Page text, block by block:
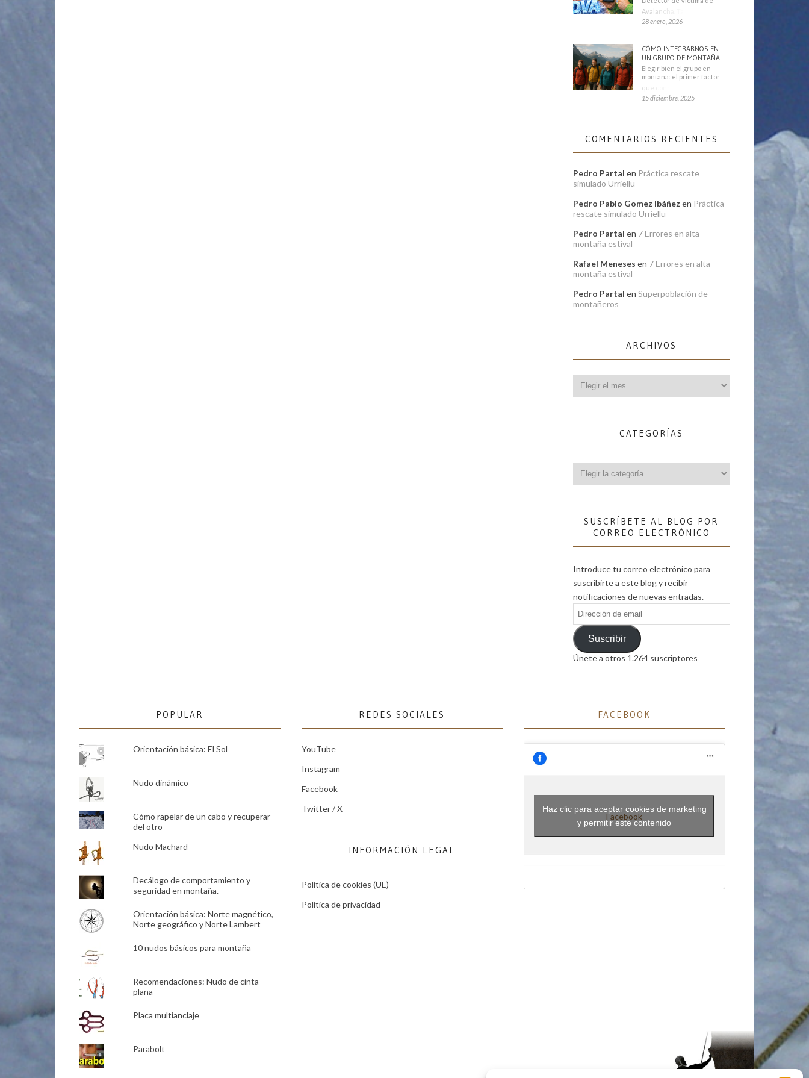
Avalancha. También se
28 enero, 2026
CÓMO INTEGRARNOS EN
UN GRUPO DE MONTAÑA
Elegir bien el grupo en
montaña: el primer factor
que condiciona tu
15 diciembre, 2025
COMENTARIOS RECIENTES
Pedro Partal en Práctica rescate
simulado Urriellu
Pedro Pablo Gomez Ibáñez en Práctica
rescate simulado Urriellu
Pedro Partal en 7 Errores en alta
montaña estival
Rafael Meneses en 7 Errores en alta
montaña estival
Pedro Partal en Superpoblación de
montañeros
ARCHIVOS
CATEGORÍAS
SUSCRÍBETE AL BLOG POR
CORREO ELECTRÓNICO
Introduce tu correo electrónico para
suscribirte a este blog y recibir
notificaciones de nuevas entradas.
Dirección
de
emailSuscribir
Únete a otros 1.264 suscriptores
POPULAR
Orientación básica: El Sol
Nudo dinámico
Cómo rapelar de un cabo y recuperar
del otro
Nudo Machard
Decálogo de comportamiento y
seguridad en montaña.
Orientación básica: Norte magnético,
Norte geográfico y Norte Lambert
10 nudos básicos para montaña
Recomendaciones: Nudo de cinta
plana
Placa multianclaje
Parabolt
REDES SOCIALES
YouTube
Instagram
Facebook
Twitter / X
INFORMACIÓN LEGAL
Política de cookies (UE)
Política de privacidad
FACEBOOK
Facebook
Haz clic para aceptar cookies de marketing
y permitir este contenido